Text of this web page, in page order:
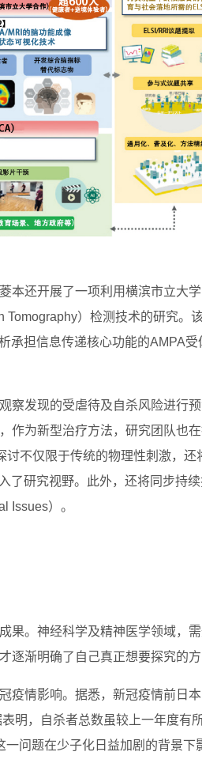
本还开展了一项利用横滨市立大
）检测技术的研究。
承担信息传递核心功能的AMPA
发现的受虐待及自杀风险进行预
作为新型治疗方法，研究团队也
不仅限于传统的物理性刺激，还
了研究视野。此外，还将同步持
Issues）。
果。神经科学及精神医学领域，
逐渐明确了自己真正想要探究的方
疫情影响。据悉，新冠疫情前日
明，自杀者总数虽较上一年度有
问题在少子化日益加剧的背景下